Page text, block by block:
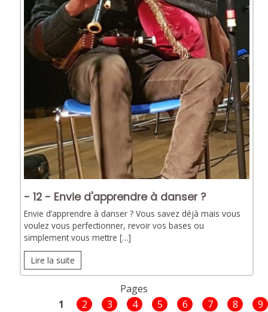
- 12 - Envie d'apprendre à danser ?
Envie d’apprendre à danser ? Vous savez déjà mais vous
voulez vous perfectionner, revoir vos bases ou
simplement vous mettre […]
Lire la suite
Pages
1
2 3 4 5 6 7 8 9